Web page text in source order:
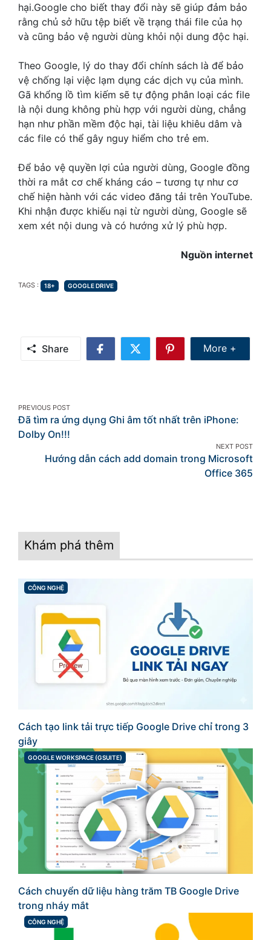
hại.Google cho biết thay đổi này sẽ giúp đảm bảo
rằng chủ sở hữu tệp biết về trạng thái file của họ
và cũng bảo vệ người dùng khỏi nội dung độc hại.
Theo Google, lý do thay đổi chính sách là để bảo
vệ chống lại việc lạm dụng các dịch vụ của mình.
Gã khổng lồ tìm kiếm sẽ tự động phân loại các file
là nội dung không phù hợp với người dùng, chẳng
hạn như phần mềm độc hại, tài liệu khiêu dâm và
các file có thể gây nguy hiểm cho trẻ em.
Để bảo vệ quyền lợi của người dùng, Google đồng
thời ra mắt cơ chế kháng cáo – tương tự như cơ
chế hiện hành với các video đăng tải trên YouTube.
Khi nhận được khiếu nại từ người dùng, Google sẽ
xem xét nội dung và có hướng xử lý phù hợp.
Nguồn internet
TAGS : TAGS
18+ GOOGLE DRIVE
Share
Share
Share
Share
More +
Post
navigation
PREVIOUS POST
Đã tìm ra ứng dụng Ghi âm tốt nhất trên iPhone:
Dolby On!!!
NEXT POST
Hướng dẫn cách add domain trong Microsoft
Office 365
Khám phá thêm
CATEGORIES
CÔNG NGHỆ
Cách tạo link tải trực tiếp Google Drive chỉ trong 3
giây
CATEGORIES
GOOGLE WORKSPACE (GSUITE)
Cách chuyển dữ liệu hàng trăm TB Google Drive
trong nháy mắt
CATEGORIES
CÔNG NGHỆ